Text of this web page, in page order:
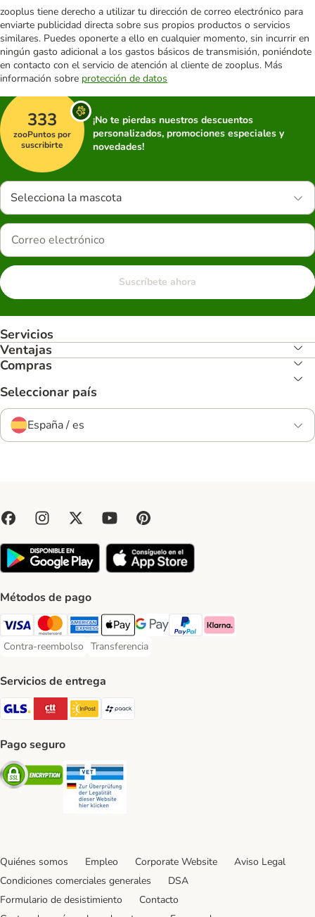
zooplus tiene derecho a utilizar tu dirección de correo electrónico para
enviarte publicidad directa sobre sus propios productos o servicios
similares. Puedes oponerte a ello en cualquier momento, sin incurrir en
ningún gasto adicional a los gastos básicos de transmisión, poniéndote
en contacto con el servicio de atención al cliente de zooplus. Más
información sobre protección de datos
333
zooPuntos por
suscribirte
¡No te pierdas nuestros descuentos
personalizados, promociones especiales y
novedades!
Selecciona la mascota
Suscríbete ahora
Servicios
Ventajas
Compras
Seleccionar país
España / es
Métodos de pago
Visa Payment Method
Mastercard Payment Method
American Express Payment Method
Apple Pay Payment Method
Google Pay Payment Method
PayPal Payment Method
Klarna Payment Method
Contra-reembolso
Contra-reembolso Payment Method
Transferencia
Transferencia Payment Method
Servicios de entrega
GLS Shipping Method
CTTExpress Shipping Method
InPost Shipping Method
Pago seguro
Security
Quiénes somos Empleo Corporate Website
Aviso Legal
Condiciones comerciales generales
DSA
Formulario de desistimiento
Contacto